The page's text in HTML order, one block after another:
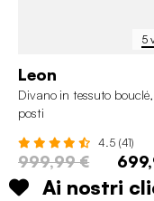
5
Leon
Divano in tessuto
posti
4.5 (41)
999,99 €
Ai nostri